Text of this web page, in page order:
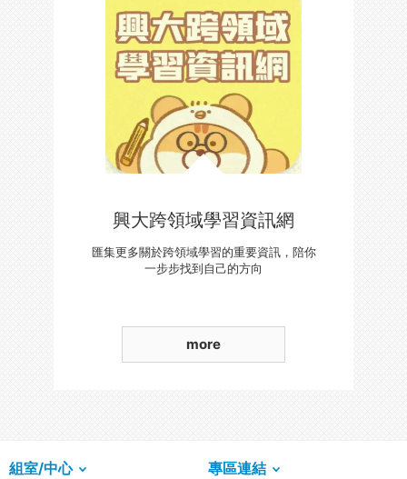
興大跨領域學習資訊網
匯集更多關於跨領域學習的重要資訊，陪你
一步步找到自己的方向
more
組室/中心 專區連結